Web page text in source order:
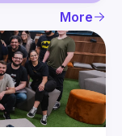
More